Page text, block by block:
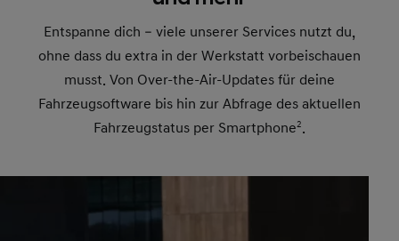
Entspanne dich – viele unserer Services nutzt du,
ohne dass du extra in der Werkstatt vorbeischauen
musst. Von Over-the-Air-Updates für deine
Fahrzeugsoftware bis hin zur Abfrage des aktuellen
Fahrzeugstatus per Smartphone2.